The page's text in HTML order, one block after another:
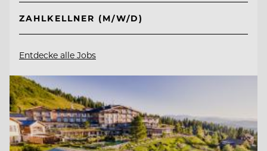
ZAHLKELLNER (M/W/D)
Entdecke alle Jobs